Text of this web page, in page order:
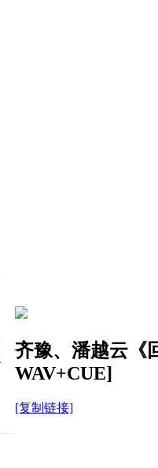
齐豫、潘越云《
WAV+CUE]
[复制链接]